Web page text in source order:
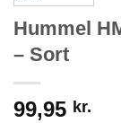
Hummel
– Sort
99,95 kr.